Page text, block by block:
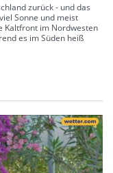
zurück - und das
Sonne und meist
Kaltfront im Nordwesten
es im Süden heiß